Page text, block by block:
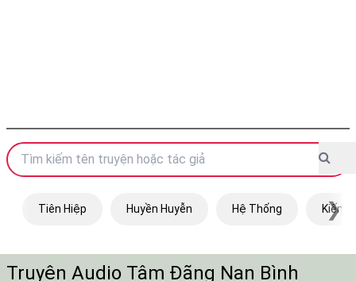
Tiên Hiệp Huyền Huyễn Hệ Thống Kiếm
❯
Truyện Audio Tâm Đãng Nan Bình